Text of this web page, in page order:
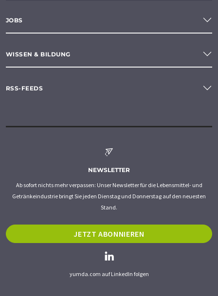
JOBS
WISSEN & BILDUNG
RSS-FEEDS
NEWSLETTER
Ab sofort nichts mehr verpassen: Unser Newsletter für die Lebensmittel- und
Getränkeindustrie bringt Sie jeden Dienstag und Donnerstag auf den neuesten
Stand.
JETZT ABONNIEREN
yumda.com auf LinkedIn folgen